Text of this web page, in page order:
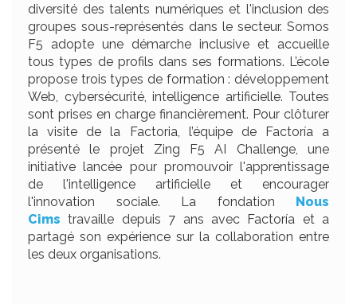
diversité des talents numériques et l'inclusion des
groupes sous-représentés dans le secteur. Somos
F5 adopte une démarche inclusive et accueille
tous types de profils dans ses formations. L’école
propose trois types de formation : développement
Web, cybersécurité, intelligence artificielle. Toutes
sont prises en charge financièrement. Pour clôturer
la visite de la Factoria, l’équipe de Factoría a
présenté le projet Zing F5 AI Challenge, une
initiative lancée pour promouvoir l'apprentissage
de l'intelligence artificielle et encourager
l'innovation sociale. La fondation Nous
Cimstravaille depuis 7 ans avec Factoría et a
partagé son expérience sur la collaboration entre
les deux organisations.